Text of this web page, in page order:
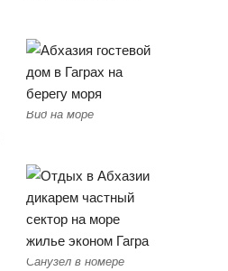
Вид на море
Санузел в номере